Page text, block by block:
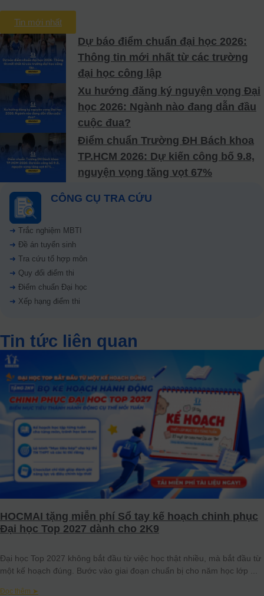
Tin mới nhất
Dự báo điểm chuẩn đại học 2026:
Thông tin mới nhất từ các trường
đại học công lập
Xu hướng đăng ký nguyện vọng Đại
học 2026: Ngành nào đang dẫn đầu
cuộc đua?
Điểm chuẩn Trường ĐH Bách khoa
TP.HCM 2026: Dự kiến công bố 9.8,
nguyện vọng tăng vọt 67%
CÔNG CỤ TRA CỨU
➜ Trắc nghiệm MBTI
➜ Đề án tuyển sinh
➜ Tra cứu tổ hợp môn
➜ Quy đổi điểm thi
➜ Điểm chuẩn Đại học
➜ Xếp hạng điểm thi
Tin tức liên quan
HOCMAI tặng miễn phí Sổ tay kế hoạch chinh phục
Đại học Top 2027 dành cho 2K9
Đại học Top 2027 không bắt đầu từ việc học thật nhiều, mà bắt đầu từ
một kế hoạch đúng. Bước vào giai đoạn chuẩn bị cho năm học lớp
Đọc thêm ➤